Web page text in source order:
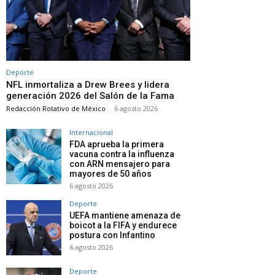
Deporte
NFL inmortaliza a Drew Brees y lidera
generación 2026 del Salón de la Fama
Redacción Rotativo de México - 6 agosto 2026
Internacional
FDA aprueba la primera
vacuna contra la influenza
con ARN mensajero para
mayores de 50 años
6 agosto 2026
Deporte
UEFA mantiene amenaza de
boicot a la FIFA y endurece
postura con Infantino
6 agosto 2026
Deporte